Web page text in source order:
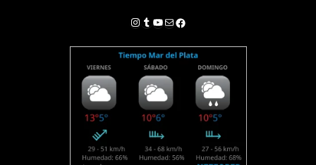
Instagram
Tumblr
YouTube
Correo electrónico
Facebook